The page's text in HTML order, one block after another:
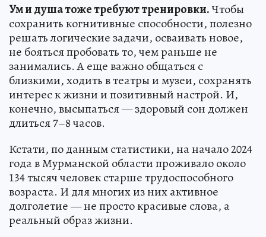
Ум и душа тоже требуют тренировки.Чтобы
сохранить когнитивные способности, полезно
решать логические задачи, осваивать новое,
не бояться пробовать то, чем раньше не
занимались. А еще важно общаться с
близкими, ходить в театры и музеи, сохранять
интерес к жизни и позитивный настрой. И,
конечно, высыпаться — здоровый сон должен
длиться 7–8 часов.
Кстати, по данным статистики, на начало 2024
года в Мурманской области проживало около
134 тысяч человек старше трудоспособного
возраста. И для многих из них активное
долголетие — не просто красивые слова, а
реальный образ жизни.